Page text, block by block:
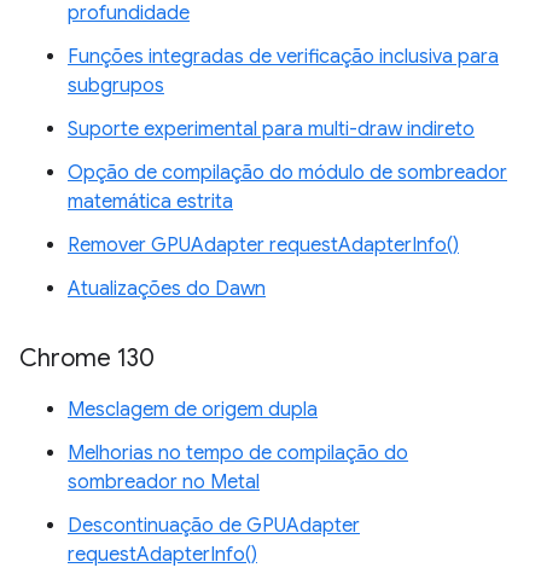
profundidade
Funções integradas de verificação inclusiva para
subgrupos
Suporte experimental para multi-draw indireto
Opção de compilação do módulo de sombreador
matemática estrita
Remover GPUAdapter requestAdapterInfo()
Atualizações do Dawn
Chrome 130
Mesclagem de origem dupla
Melhorias no tempo de compilação do
sombreador no Metal
Descontinuação de GPUAdapter
requestAdapterInfo()